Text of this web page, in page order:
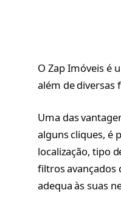
O Zap Imóveis é
além de diversas
Uma das
alguns cliques, é
localização, tipo
filtros avançados
adequa às suas